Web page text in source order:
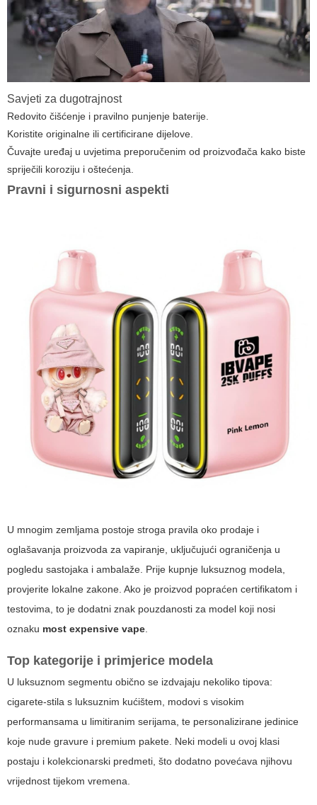
Savjeti za dugotrajnost
Redovito čišćenje i pravilno punjenje baterije.
Koristite originalne ili certificirane dijelove.
Čuvajte uređaj u uvjetima preporučenim od proizvođača kako biste
spriječili koroziju i oštećenja.
Pravni i sigurnosni aspekti
U mnogim zemljama postoje stroga pravila oko prodaje i
oglašavanja proizvoda za vapiranje, uključujući ograničenja u
pogledu sastojaka i ambalaže. Prije kupnje luksuznog modela,
provjerite lokalne zakone. Ako je proizvod popraćen certifikatom i
testovima, to je dodatni znak pouzdanosti za model koji nosi
oznaku most expensive vape.
Top kategorije i primjerice modela
U luksuznom segmentu obično se izdvajaju nekoliko tipova:
cigarete-stila s luksuznim kućištem, modovi s visokim
performansama u limitiranim serijama, te personalizirane jedinice
koje nude gravure i premium pakete. Neki modeli u ovoj klasi
postaju i kolekcionarski predmeti, što dodatno povećava njihovu
vrijednost tijekom vremena.